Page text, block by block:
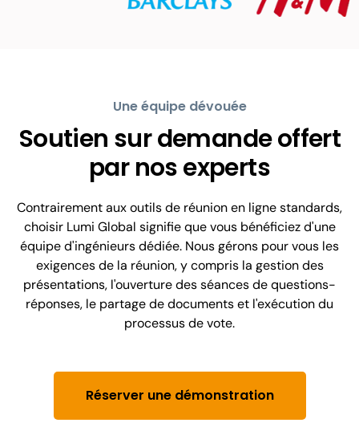
Une équipe dévouée
Soutien sur demande offert
par nos experts
Contrairement aux outils de réunion en ligne standards,
choisir Lumi Global signifie que vous bénéficiez d'une
équipe d'ingénieurs dédiée. Nous gérons pour vous les
exigences de la réunion, y compris la gestion des
présentations, l'ouverture des séances de questions-
réponses, le partage de documents et l'exécution du
processus de vote.
Réserver une démonstration